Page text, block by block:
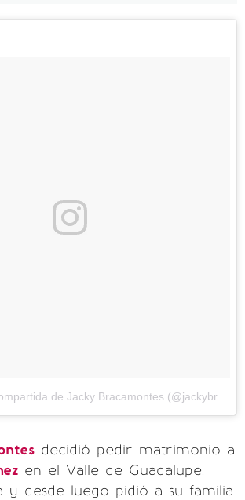
decidió pedir matrimonio a
en el Valle de Guadalupe,
y desde luego pidió a su familia